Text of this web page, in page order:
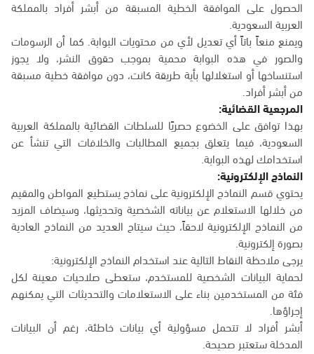
الحصول على الموافقة الخطية المسبقة من أبشر أفراد بالمملكة
العربية السعودية.
ويمنع منعاً باتاً أي تعديل لأي من محتويات البوابة. كما أن الرسومات
والصور في هذه البوابة محمية بموجب حقوق النشر، ولا يجوز
استنساخها أو استغلالها بأية طريقة كانت، دون موافقة خطية مسبقة
من أبشر أفراد.
المرجعية القضائية:
بهذا توافق على الخضوع حصريًا للسلطات القضائية بالمملكة العربية
السعودية، فيما يتعلق بجميع المطالبات والخلافات التي تنشأ عن
استخدامك لهذه البوابة.
النماذج الإلكترونية:
يحتوي قسم النماذج الإلكترونية على نماذج يستطيع المواطن والمقيم
من خلالها الاستعلام عن بياناته الشخصية وتحديثها، وسيضاف المزيد
من النماذج الإلكترونية لاحقاً، حيث سيتاح العديد من النماذج العادية
بصورة إلكترونية.
يرجى ملاحظة النقاط التالية عند استخدام النماذج الإلكترونية:
لحماية البيانات الشخصية للمستخدم، ستعطى صلاحيات معينة لكل
فئة من المستخدمين بناء على الاستعلامات والتحديثات التي يمكنهم
إجراؤها.
أبشر أفراد لا تتحمل مسؤولية أي بيانات خاطئة، رغم أن البيانات
المدخلة ستعتبر صحيحة.